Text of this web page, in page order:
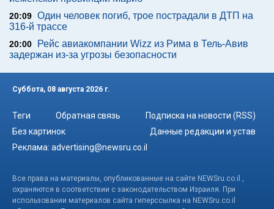
20:09 Один человек погиб, трое пострадали в ДТП на
316-й трассе
20:00
Рейс авиакомпании Wizz из Рима в Тель-Авив
задержан из-за угрозы безопасности
Суббота, 08 августа 2026 г.
Теги Обратная связь
Подписка на новости (RSS)
Без картинок
Данные редакции и устав
Реклама: advertising@newsru.co.il
Все права на материалы, опубликованные на сайте NEWSru.co.il ,
охраняются в соответствии с законодательством Израиля. При
использовании материалов сайта гиперссылка на NEWSru.co.il